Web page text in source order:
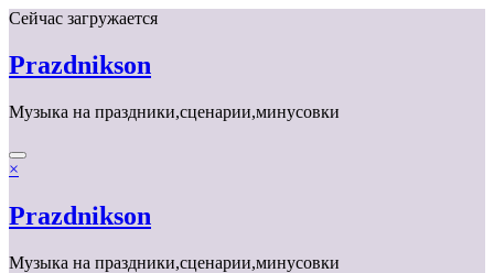
Перейти
содержимому
Сейчас загружается
Prazdnikson
Музыка на праздники,сценарии,минусовки
×
Prazdnikson
Музыка на праздники,сценарии,минусовки